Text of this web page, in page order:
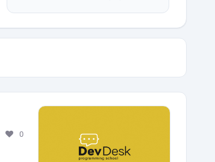
0